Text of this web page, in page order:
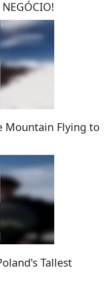
NEGÓCIO!
Mountain Flying to
Tallest